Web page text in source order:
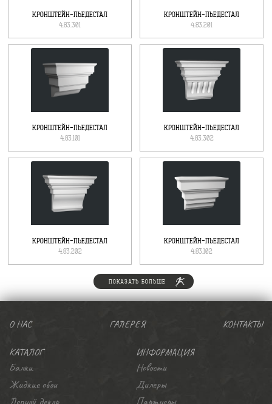
КРОНШТЕЙН-ПЬЕДЕСТАЛ
4.83.301
КРОНШТЕЙН-ПЬЕДЕСТАЛ
4.83.201
КРОНШТЕЙН-ПЬЕДЕСТАЛ
4.83.101
КРОНШТЕЙН-ПЬЕДЕСТАЛ
4.83.302
КРОНШТЕЙН-ПЬЕДЕСТАЛ
4.83.202
КРОНШТЕЙН-ПЬЕДЕСТАЛ
4.83.102
ПОКАЗАТЬ БОЛЬШЕ
О НАС ГАЛЕРЕЯ КОНТАКТЫ
КАТАЛОГ
Балки
Жидкие обои
ИНФОРМАЦИЯ
Новости
Дилеры